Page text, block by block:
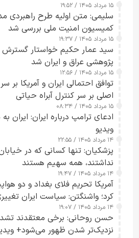
۱۵ مرداد ۱۴۰۵ / ۱۹:۵۲
سلیمی: متن اولیه طرح راهبردی
کمیسیون امنیت ملی بررسی شد
۱۵ مرداد ۱۴۰۵ / ۱۹:۳۷
سید عمار حکیم خواستار
پژوهشی عراق و ایران شد
۱۵ مرداد ۱۴۰۵ / ۱۲:۵۶
توافق احتمالی ایران و آمریکا بر
اصلی بر سر کنترل آبراه حیاتی
۱۵ مرداد ۱۴۰۵ / ۰۸:۳۴
ادعای ترامپ درباره ایران: ایران
ویدیو
۱۴ مرداد ۱۴۰۵ / ۲۲:۵۵
پزشکیان: تنها کسانی که در خیابان
نداشتند، همه سهیم هستند
۱۴ مرداد ۱۴۰۵ / ۱۹:۴۷
آمریکا تحریم فلای بغداد و دو
کرد؛ واشنگتن: سیاست ایران
۱۴ مرداد ۱۴۰۵ / ۱۹:۰۷
حسن روحانی: برخی معتقدند
نزدیک‌تر شدن ظهور می‌شود+